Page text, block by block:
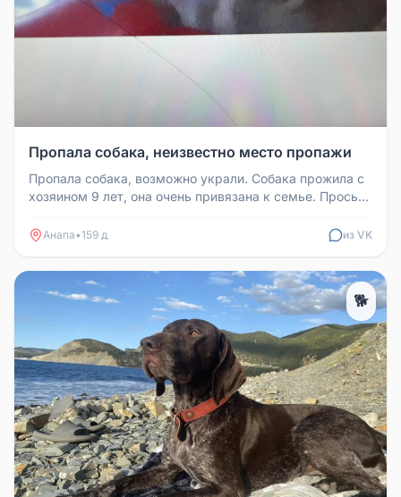
Пропала собака, неизвестно место пропажи
Пропала собака, возможно украли. Собака прожила с
хозяином 9 лет, она очень привязана к семье. Просьба
Анапа•159 д из VK
🐕